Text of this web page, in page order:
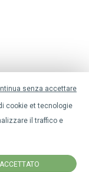
senza accettare
cookie et tecnologie
il traffico e
ACCETTATO